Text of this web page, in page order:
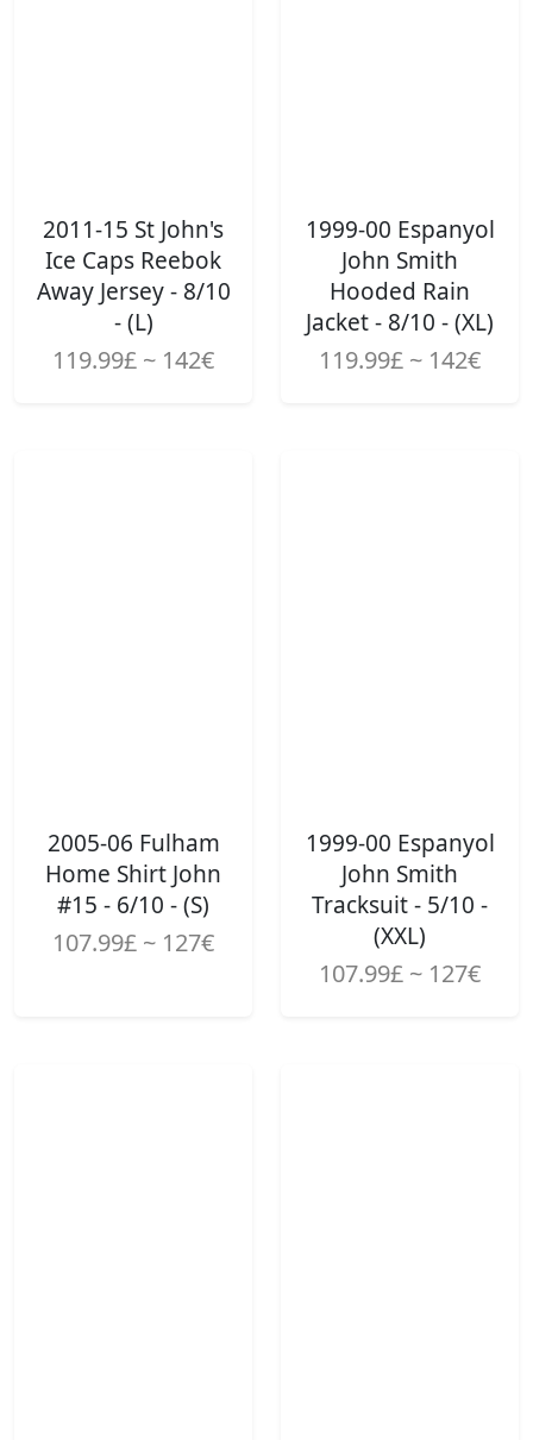
2011-15 St John's
Ice Caps Reebok
Away Jersey - 8/10
- (L)
119.99£ ~ 142€
1999-00 Espanyol
John Smith
Hooded Rain
Jacket - 8/10 - (XL)
119.99£ ~ 142€
2005-06 Fulham
Home Shirt John
#15 - 6/10 - (S)
107.99£ ~ 127€
1999-00 Espanyol
John Smith
Tracksuit - 5/10 -
(XXL)
107.99£ ~ 127€